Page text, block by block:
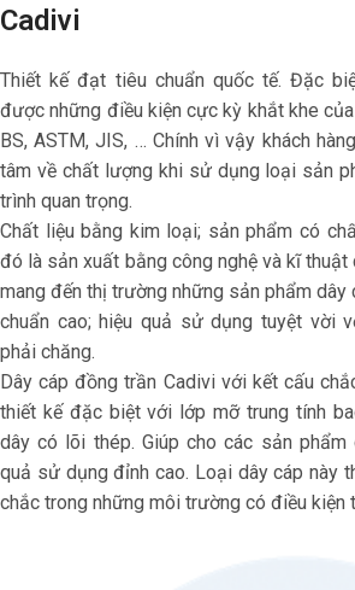
Cadivi
Thiết kế đạt tiêu chuẩn quốc tế. Đặc
được những điều kiện cực kỳ khắt khe của
BS, ASTM, JIS, … Chính vì vậy khách
tâm về chất lượng khi sử dụng loại sản
trình quan trọng.
Chất liệu bằng kim loại; sản phẩm có
đó là sản xuất bằng công nghệ và kĩ
mang đến thị trường những sản phẩm
chuẩn cao; hiệu quả sử dụng tuyệt vời
phải chăng.
Dây cáp đồng trần Cadivi với kết cấu
thiết kế đặc biệt với lớp mỡ trung tính
dây có lõi thép. Giúp cho các sản phẩm
quả sử dụng đỉnh cao. Loại dây cáp này
chắc trong những môi trường có điều kiện